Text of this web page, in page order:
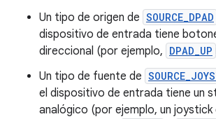
Un tipo de origen de SOURCE_DPAD
dispositivo de entrada tiene
direccional (por ejemplo, DPAD_UP
Un tipo de fuente de
el dispositivo de entrada tiene un
analógico (por ejemplo, un